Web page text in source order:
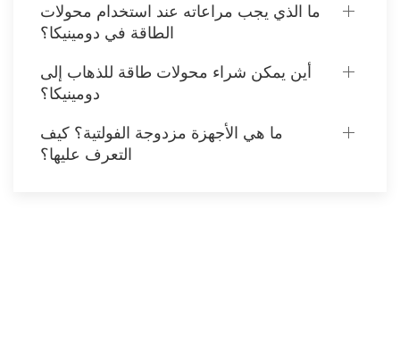
ما الذي يجب مراعاته عند استخدام محولات
الطاقة في دومينيكا؟
أين يمكن شراء محولات طاقة للذهاب إلى
دومينيكا؟
ما هي الأجهزة مزدوجة الفولتية؟ كيف
التعرف عليها؟